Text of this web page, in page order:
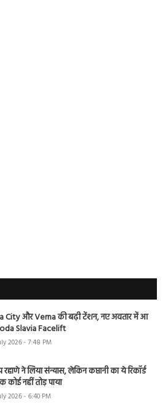
City और Verna की बढ़ी टेंशन, नए अवतार में आ
Slavia Facelift
2026 - 7:48 PM
ने लिया संन्यास, लेकिन कप्तानी का ये रिकॉर्ड
नहीं तोड़ पाया
2026 - 6:40 PM